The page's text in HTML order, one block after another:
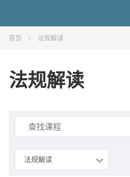
首页 法规解读
法规解读
索：
法规解读